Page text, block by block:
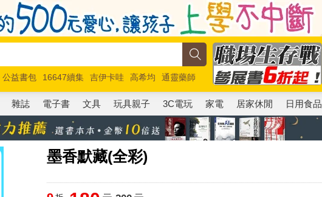
公益書包 16647續集 吉伊卡哇 高希均
通靈藥師
馬斯克 玩具總動員5 超慢跑
雜誌 電子書 文具 玩具親子 3C電玩 家電 居家休閒 日用食品
墨香默藏(全彩)